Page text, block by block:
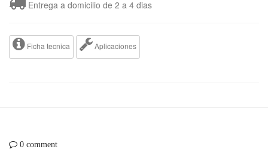
Entrega a domicilio de 2 a 4 dias
Ficha tecnica Aplicaciones
0 comment